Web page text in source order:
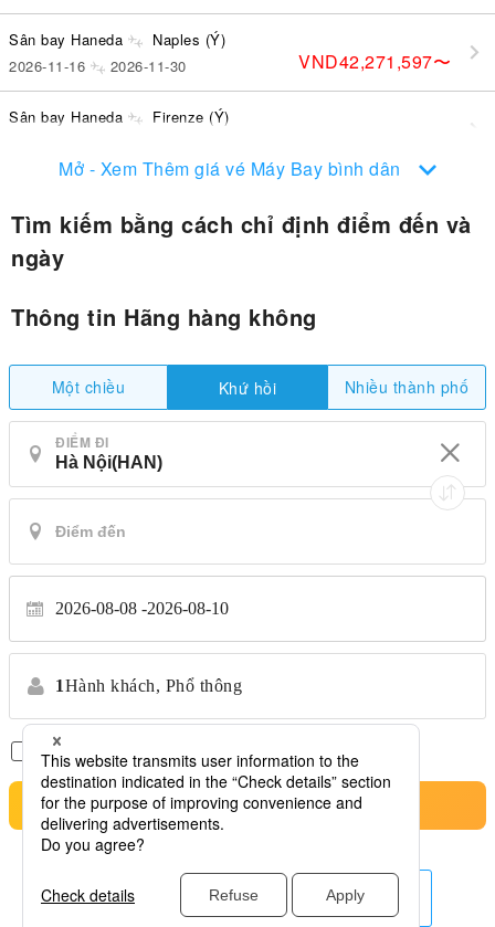
Sân bay Haneda Naples (Ý)
VND42,271,597〜
2026-11-16 2026-11-30
Sân bay Haneda Firenze (Ý)
Mở - Xem Thêm giá vé Máy Bay bình dân
Tìm kiếm bằng cách chỉ định điểm đến và
ngày
Thông tin Hãng hàng không
Một chiều Khứ hồi Nhiều thành phố
ĐIỂM ĐI
2026-08-08 2026-08-10
1Hành khách, Phổ thông
Chỉ có chuyến bay thẳng *Không chuyển nhượng
Tìm kiếm
hãng hàng không khác ở đây.